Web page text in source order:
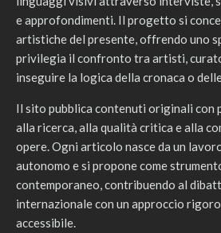
e approfondimenti. Il progetto si
artistiche del presente, offrendo uno
privilegia il confronto tra artisti,
inseguire la logica della cronaca o
Il sito pubblica contenuti originali con
alla ricerca, alla qualità critica e alla
opere. Ogni articolo nasce da un
autonomo e si propone come
contemporaneo, contribuendo al
internazionale con un approccio
accessibile.